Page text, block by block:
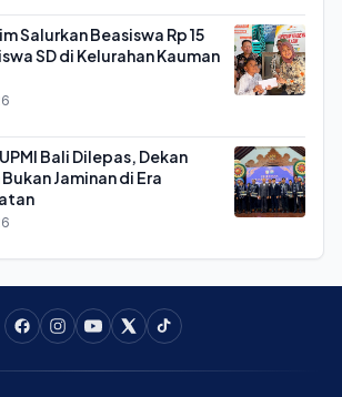
Salurkan Beasiswa Rp 15
SD di Kelurahan Kauman
Bali Dilepas, Dekan
Jaminan di Era